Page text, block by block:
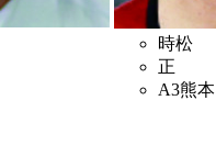
時松
正
A3熊本